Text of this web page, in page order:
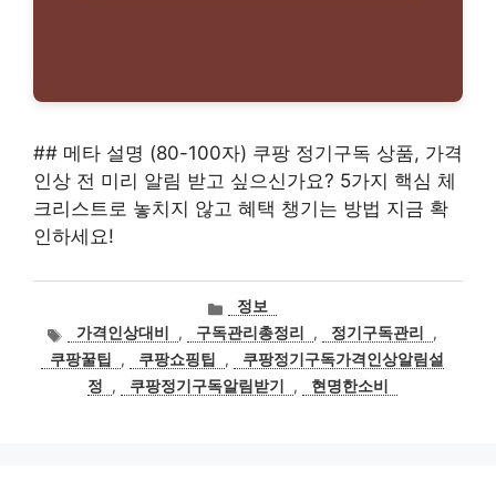
## 메타 설명 (80-100자) 쿠팡 정기구독 상품, 가격
인상 전 미리 알림 받고 싶으신가요? 5가지 핵심 체
크리스트로 놓치지 않고 혜택 챙기는 방법 지금 확
인하세요!
카
테
고
리
정보
태
그
가격인상대비 , 구독관리총정리 , 정기구독관리
,
쿠팡꿀팁
, 쿠팡쇼핑팁 ,
쿠팡정기구독가격인상알림설
정
, 쿠팡정기구독알림받기 , 현명한소비